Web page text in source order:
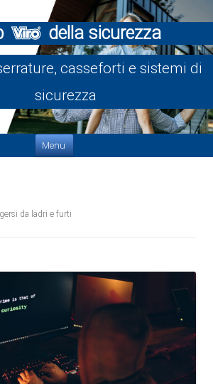
della sicurezza
casseforti e sistemi di
sicurezza
Menu
da ladri e furti